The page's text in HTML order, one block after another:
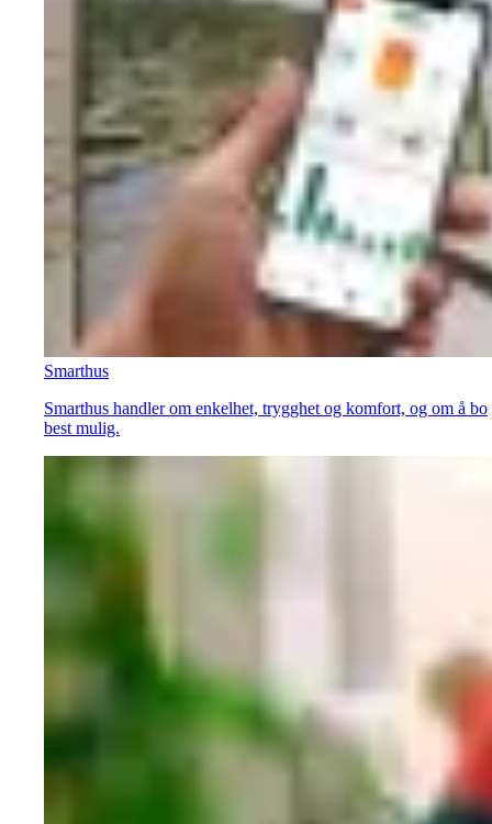
Smarthus
Smarthus handler om enkelhet, trygghet og komfort, og om å bo
best mulig.